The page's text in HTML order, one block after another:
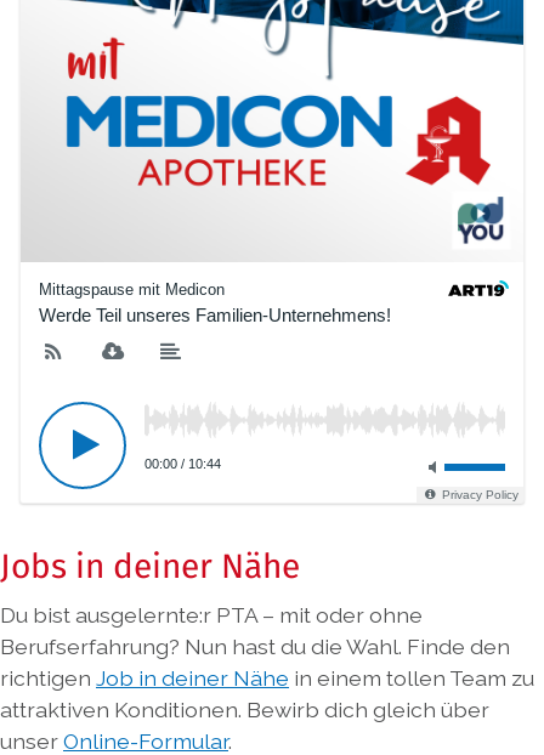
Mittagspause mit Medicon
Werde Teil unseres Familien-Unternehmens!​
00:00 / 10:44
Privacy Policy
Jobs in deiner Nähe
Du bist ausgelernte:r PTA – mit oder ohne
Berufserfahrung? Nun hast du die Wahl. Finde den
richtigen Job in deiner Nähe in einem tollen Team zu
attraktiven Konditionen. Bewirb dich gleich über
unserOnline-Formular.